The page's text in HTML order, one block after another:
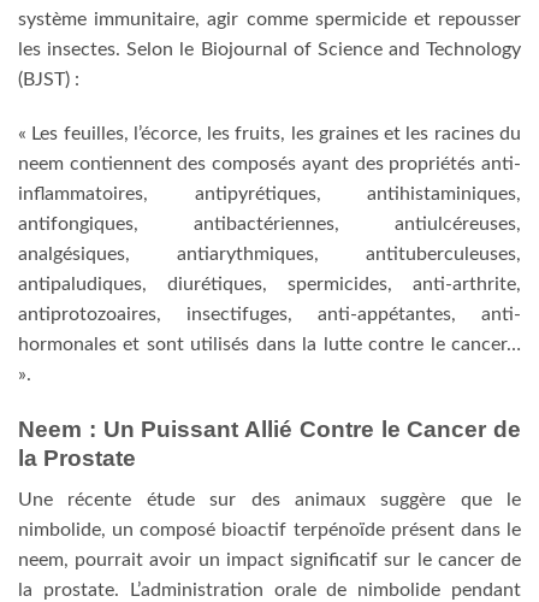
système immunitaire, agir comme spermicide et repousser
les insectes. Selon le Biojournal of Science and Technology
(BJST) :
« Les feuilles, l’écorce, les fruits, les graines et les racines du
neem contiennent des composés ayant des propriétés anti-
inflammatoires, antipyrétiques, antihistaminiques,
antifongiques, antibactériennes, antiulcéreuses,
analgésiques, antiarythmiques, antituberculeuses,
antipaludiques, diurétiques, spermicides, anti-arthrite,
antiprotozoaires, insectifuges, anti-appétantes, anti-
hormonales et sont utilisés dans la lutte contre le cancer…
».
Neem : Un Puissant Allié Contre le Cancer de
la Prostate
Une récente étude sur des animaux suggère que le
nimbolide, un composé bioactif terpénoïde présent dans le
neem, pourrait avoir un impact significatif sur le cancer de
la prostate. L’administration orale de nimbolide pendant